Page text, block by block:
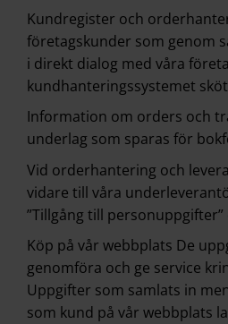
Kundregister och
företagskunder som genom
i direkt dialog med våra
kundhanteringssystemet
Information om orders och
underlag som sparas för
Vid orderhantering och
vidare till våra
”Tillgång till
Köp på vår webbplats De
genomföra och ge service
Uppgifter som samlats in
som kund på vår webbplats